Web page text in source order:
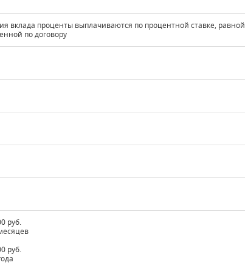
вклада проценты выплачиваются по процентной ставке, равной
по договору
руб.
руб.